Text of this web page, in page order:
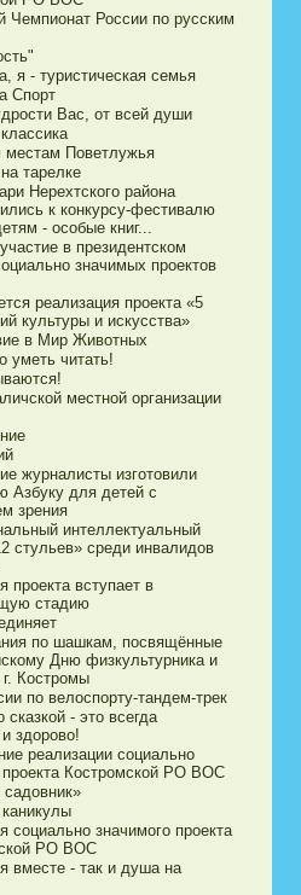
Чемпионат России по русским
я - туристическая семья
Спорт
Вас, от всей души
местам Поветлужья
тарелке
Нерехтского района
к конкурсу-фестивалю
- особые книг...
в президентском
значимых проектов
реализация проекта «5
культуры и искусства»
в Мир Животных
уметь читать!
местной организации
журналисты изготовили
Азбуку для детей с
зрения
интеллектуальный
стульев» среди инвалидов
проекта вступает в
стадию
по шашкам, посвящённые
Дню физкультурника и
Костромы
по велоспорту-тандем-трек
сказкой - это всегда
здорово!
реализации социально
проекта Костромской РО ВОС
каникулы
социально значимого проекта
РО ВОС
вместе - так и душа на